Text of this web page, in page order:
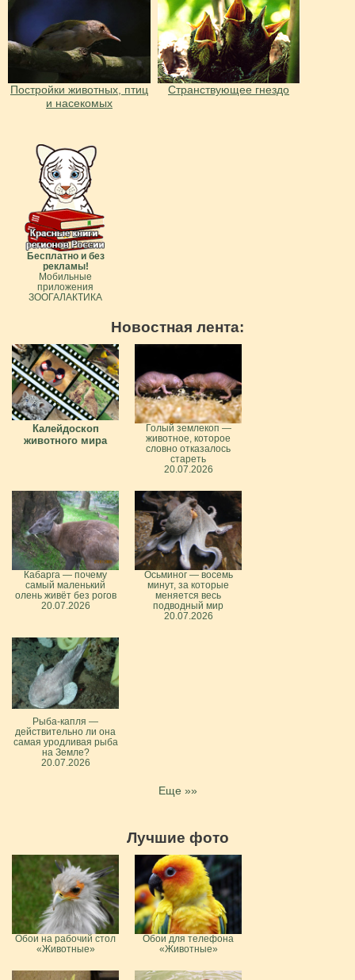
Постройки животных, птиц
и насекомых
Странствующее гнездо
Бесплатно и без
рекламы!
Мобильные
приложения
ЗООГАЛАКТИКА
Новостная лента:
Калейдоскоп
животного мира
Голый землекоп —
животное, которое
словно отказалось
стареть
20.07.2026
Кабарга — почему
самый маленький
олень живёт без рогов
20.07.2026
Осьминог — восемь
минут, за которые
меняется весь
подводный мир
20.07.2026
Рыба-капля —
действительно ли она
самая уродливая рыба
на Земле?
20.07.2026
Еще »»
Лучшие фото
Обои на рабочий стол
«Животные»
Обои для телефона
«Животные»